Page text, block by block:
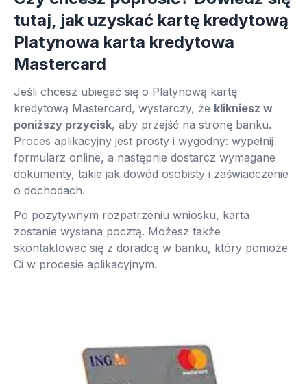
tutaj, jak uzyskać kartę kredytową
Platynowa karta kredytowa
Mastercard
Jeśli chcesz ubiegać się o Platynową kartę
kredytową Mastercard, wystarczy, że klikniesz w
poniższy przycisk, aby przejść na stronę banku.
Proces aplikacyjny jest prosty i wygodny: wypełnij
formularz online, a następnie dostarcz wymagane
dokumenty, takie jak dowód osobisty i zaświadczenie
o dochodach.
Po pozytywnym rozpatrzeniu wniosku, karta
zostanie wysłana pocztą. Możesz także
skontaktować się z doradcą w banku, który pomoże
Ci w procesie aplikacyjnym.